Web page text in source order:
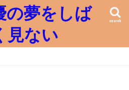
の夢をしば
見ない
search